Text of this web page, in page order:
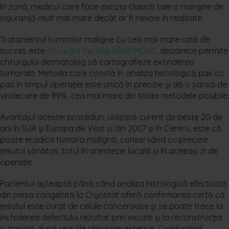
în zonă, medicul care face excizia clasică taie o margine de
siguranță mult mai mare decât ar fi nevoie în realitate.
Tratamentul tumorilor maligne cu cea mai mare rată de
succes este chirurgia micrografică MOHS, deoarece permite
chirurgului dermatolog să cartografieze extinderea
tumorală. Metoda care constă în analiza histologică pas cu
pas în timpul operației este unică în precizie și dă o șansă de
vindecare de 99%, cea mai mare din toate metodele posibile.
Avantajul acestei proceduri, utilizată curent de peste 20 de
ani în SUA și Europa de Vest și din 2007 și în Centru, este că
poate eradica tumora malignă, conservând cu precizie
țesutul sănătos, totul în anestezie locală și în aceeași zi de
operație.
Pacientul așteaptă până când analiza histologică efectuată
din piesa congelată la Cryostat oferă confirmarea certă că
țesutul este curat de celule canceroase și se poate trece la
închiderea defectului rezultat prin excizie și la reconstrucția